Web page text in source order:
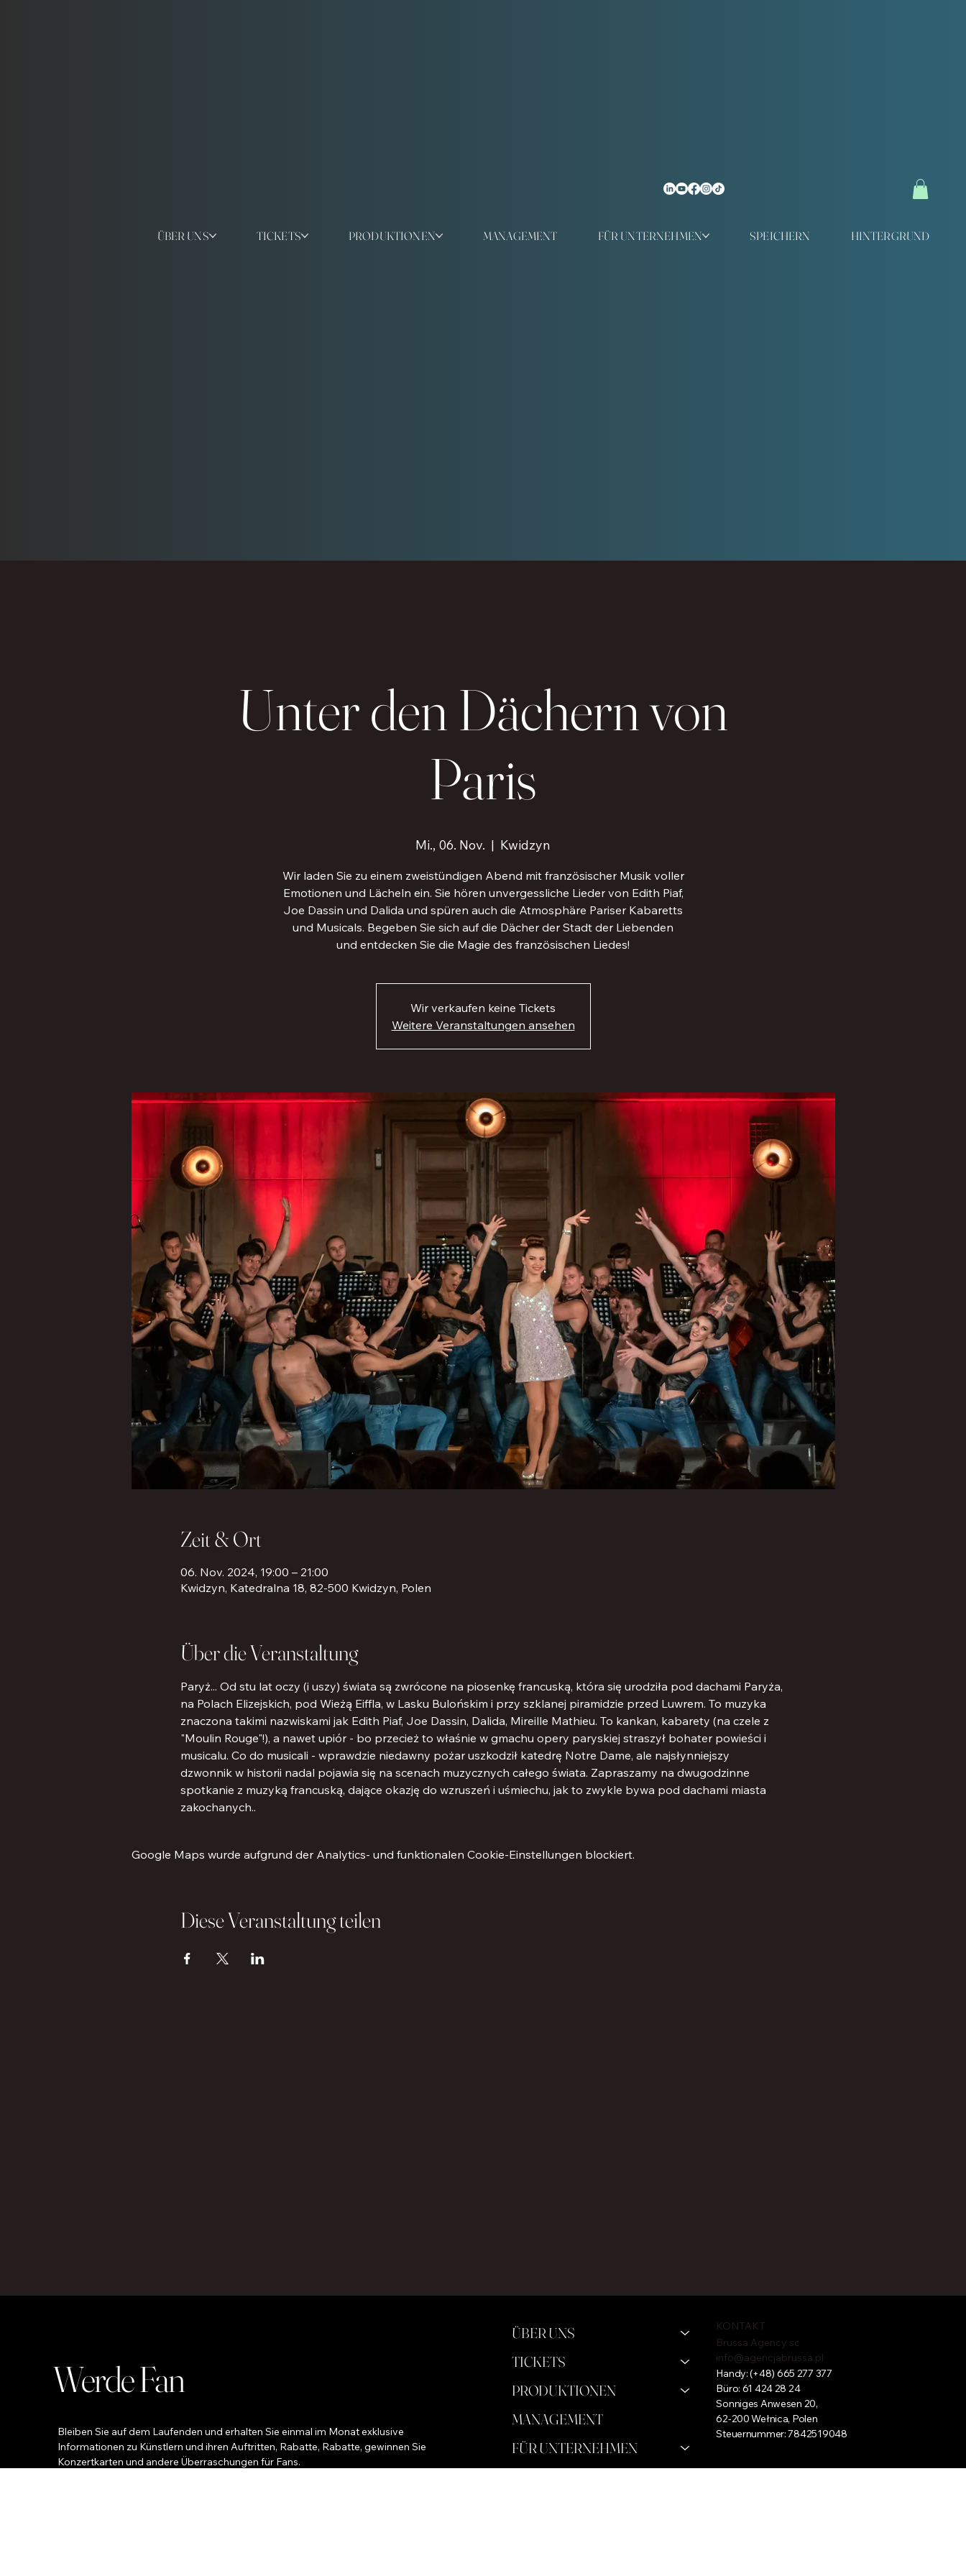
ÜBER UNS TICKETS PRODUKTIONEN MANAGEMENT FÜR UNTERNEHMEN SPEICHERN HINTERGRUND
Unter den Dächern von
Paris
Mi., 06. Nov.
  |
Kwidzyn
Wir laden Sie zu einem zweistündigen Abend mit französischer Musik voller
Emotionen und Lächeln ein. Sie hören unvergessliche Lieder von Edith Piaf,
Joe Dassin und Dalida und spüren auch die Atmosphäre Pariser Kabaretts
und Musicals. Begeben Sie sich auf die Dächer der Stadt der Liebenden
und entdecken Sie die Magie des französischen Liedes!
Wir verkaufen keine Tickets
Weitere Veranstaltungen ansehen
Zeit & Ort
06. Nov. 2024, 19:00 – 21:00
Kwidzyn, Katedralna 18, 82-500 Kwidzyn, Polen
Über die Veranstaltung
Paryż... Od stu lat oczy (i uszy) świata są zwrócone na piosenkę francuską, która się urodziła pod dachami Paryża,
na Polach Elizejskich, pod Wieżą Eiffla, w Lasku Bulońskim i przy szklanej piramidzie przed Luwrem. To muzyka
znaczona takimi nazwiskami jak Edith Piaf, Joe Dassin, Dalida, Mireille Mathieu. To kankan, kabarety (na czele z
"Moulin Rouge"!), a nawet upiór - bo przecież to właśnie w gmachu opery paryskiej straszył bohater powieści i
musicalu. Co do musicali - wprawdzie niedawny pożar uszkodził katedrę Notre Dame, ale najsłynniejszy
dzwonnik w historii nadal pojawia się na scenach muzycznych całego świata. Zapraszamy na dwugodzinne
spotkanie z muzyką francuską, dające okazję do wzruszeń i uśmiechu, jak to zwykle bywa pod dachami miasta
zakochanych..
Google Maps wurde aufgrund der Analytics- und funktionalen Cookie-Einstellungen blockiert.
Diese Veranstaltung teilen
Werde Fan
Bleiben Sie auf dem Laufenden und erhalten Sie einmal im Monat exklusive
Informationen zu Künstlern und ihren Auftritten, Rabatte, Rabatte, gewinnen Sie
Konzertkarten und andere Überraschungen für Fans.
KONTAKT
Brussa Agency sc
info@agencjabrussa.pl
Handy:(+48) 665 277 377
Büro: 61 424 28 24
Sonniges Anwesen 20,
62-200 Wełnica, Polen
Steuernummer: 7842519048
ÜBER UNS
TICKETS
PRODUKTIONEN
MANAGEMENT
FÜR UNTERNEHMEN